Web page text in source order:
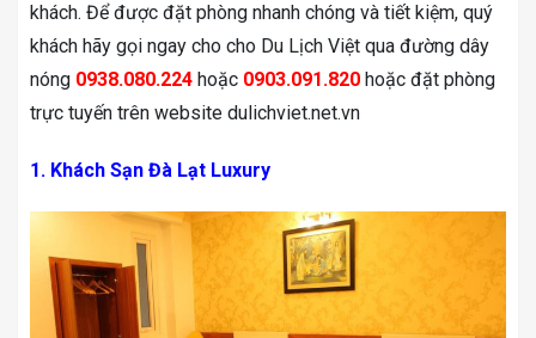
khách. Để được đặt phòng nhanh chóng và tiết kiệm, quý
khách hãy gọi ngay cho cho Du Lịch Việt qua đường dây
nóng 0938.080.224 hoặc 0903.091.820 hoặc đặt phòng
trực tuyến trên website dulichviet.net.vn
1. Khách Sạn Đà Lạt Luxury